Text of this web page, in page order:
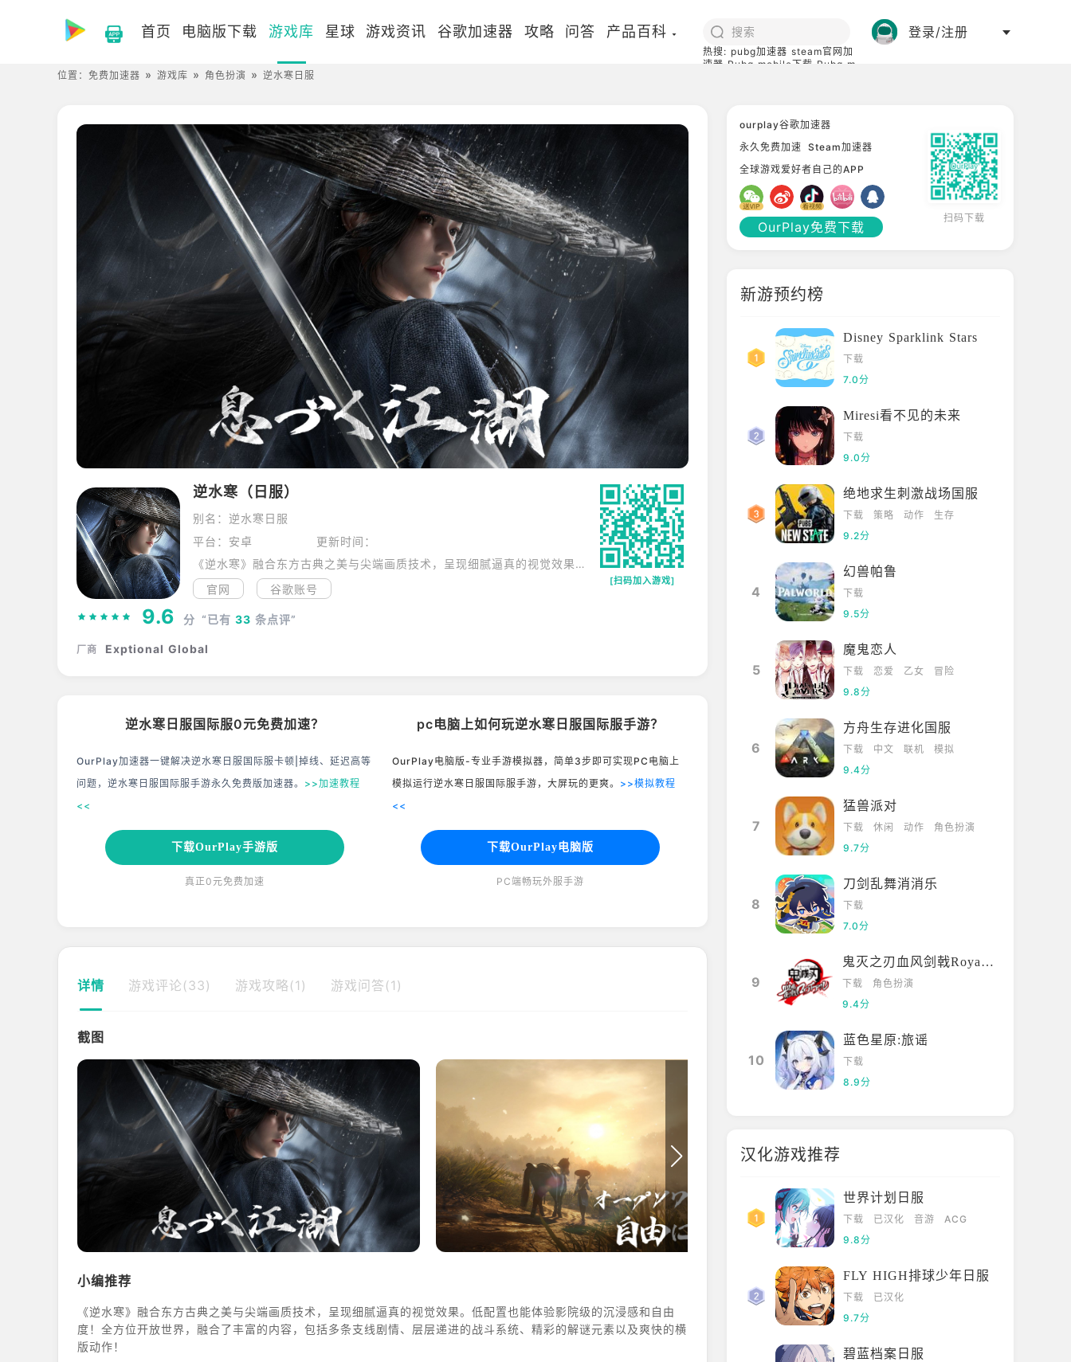
首页 电脑版下载 游戏库 星球 游戏资讯 谷歌加速器 攻略 问答 产品百科
热搜: pubg加速器 steam官网加
速器 Pubg mobile下载 Pubg m
登录/注册
位置： 免费加速器 游戏库 角色扮演 逆水寒日服
逆水寒（日服）
别名：逆水寒日服
平台：安卓
更新时间：
《逆水寒》融合东方古典之美与尖端画质技术，呈现细腻逼真的视觉效果。低配置也能体验影院级的沉浸感和自由度！全方位开放世界，融合了丰富的内容，包括多条支线剧情、层层递进的战斗系统、精彩的解谜元素以及爽快的横版动作！
官网
谷歌账号
[扫码加入游戏]
9.6 分 “已有 33 条点评”
厂商 Exptional Global
逆水寒日服国际服0元免费加速？
OurPlay加速器一键解决逆水寒日服国际服卡顿|掉线、延迟高等
问题，逆水寒日服国际服手游永久免费版加速器。 >>加速教程
<<
下载OurPlay手游版
真正0元免费加速
pc电脑上如何玩逆水寒日服国际服手游？
OurPlay电脑版-专业手游模拟器，简单3步即可实现PC电脑上
模拟运行逆水寒日服国际服手游，大屏玩的更爽。 >>模拟教程
<<
下载OurPlay电脑版
PC端畅玩外服手游
详情 游戏评论(33) 游戏攻略(1) 游戏问答(1)
截图
小编推荐
《逆水寒》融合东方古典之美与尖端画质技术，呈现细腻逼真的视觉效果。低配置也能体验影院级的沉浸感和自由
度！全方位开放世界，融合了丰富的内容，包括多条支线剧情、层层递进的战斗系统、精彩的解谜元素以及爽快的横
版动作！
ourplay谷歌加速器
永久免费加速 Steam加速器
全球游戏爱好者自己的APP
OurPlay免费下载
扫码下载
新游预约榜
Disney Sparklink Stars
下载
7.0分
Miresi看不见的未来
下载
9.0分
绝地求生刺激战场国服
下载 策略 动作
生存
9.2分
4
幻兽帕鲁
下载
9.5分
5
魔鬼恋人
下载 恋爱 乙女
冒险
9.8分
6
方舟生存进化国服
下载 中文 联机
模拟
9.4分
7
猛兽派对
下载 休闲 动作
角色扮演
9.7分
8
刀剑乱舞消消乐
下载
7.0分
9
鬼灭之刃血风剑戟Royale国际服
下载
角色扮演
9.4分
10
蓝色星原:旅谣
下载
8.9分
汉化游戏推荐
世界计划日服
下载 已汉化 音游
ACG
9.8分
FLY HIGH排球少年日服
下载
已汉化
9.7分
碧蓝档案日服